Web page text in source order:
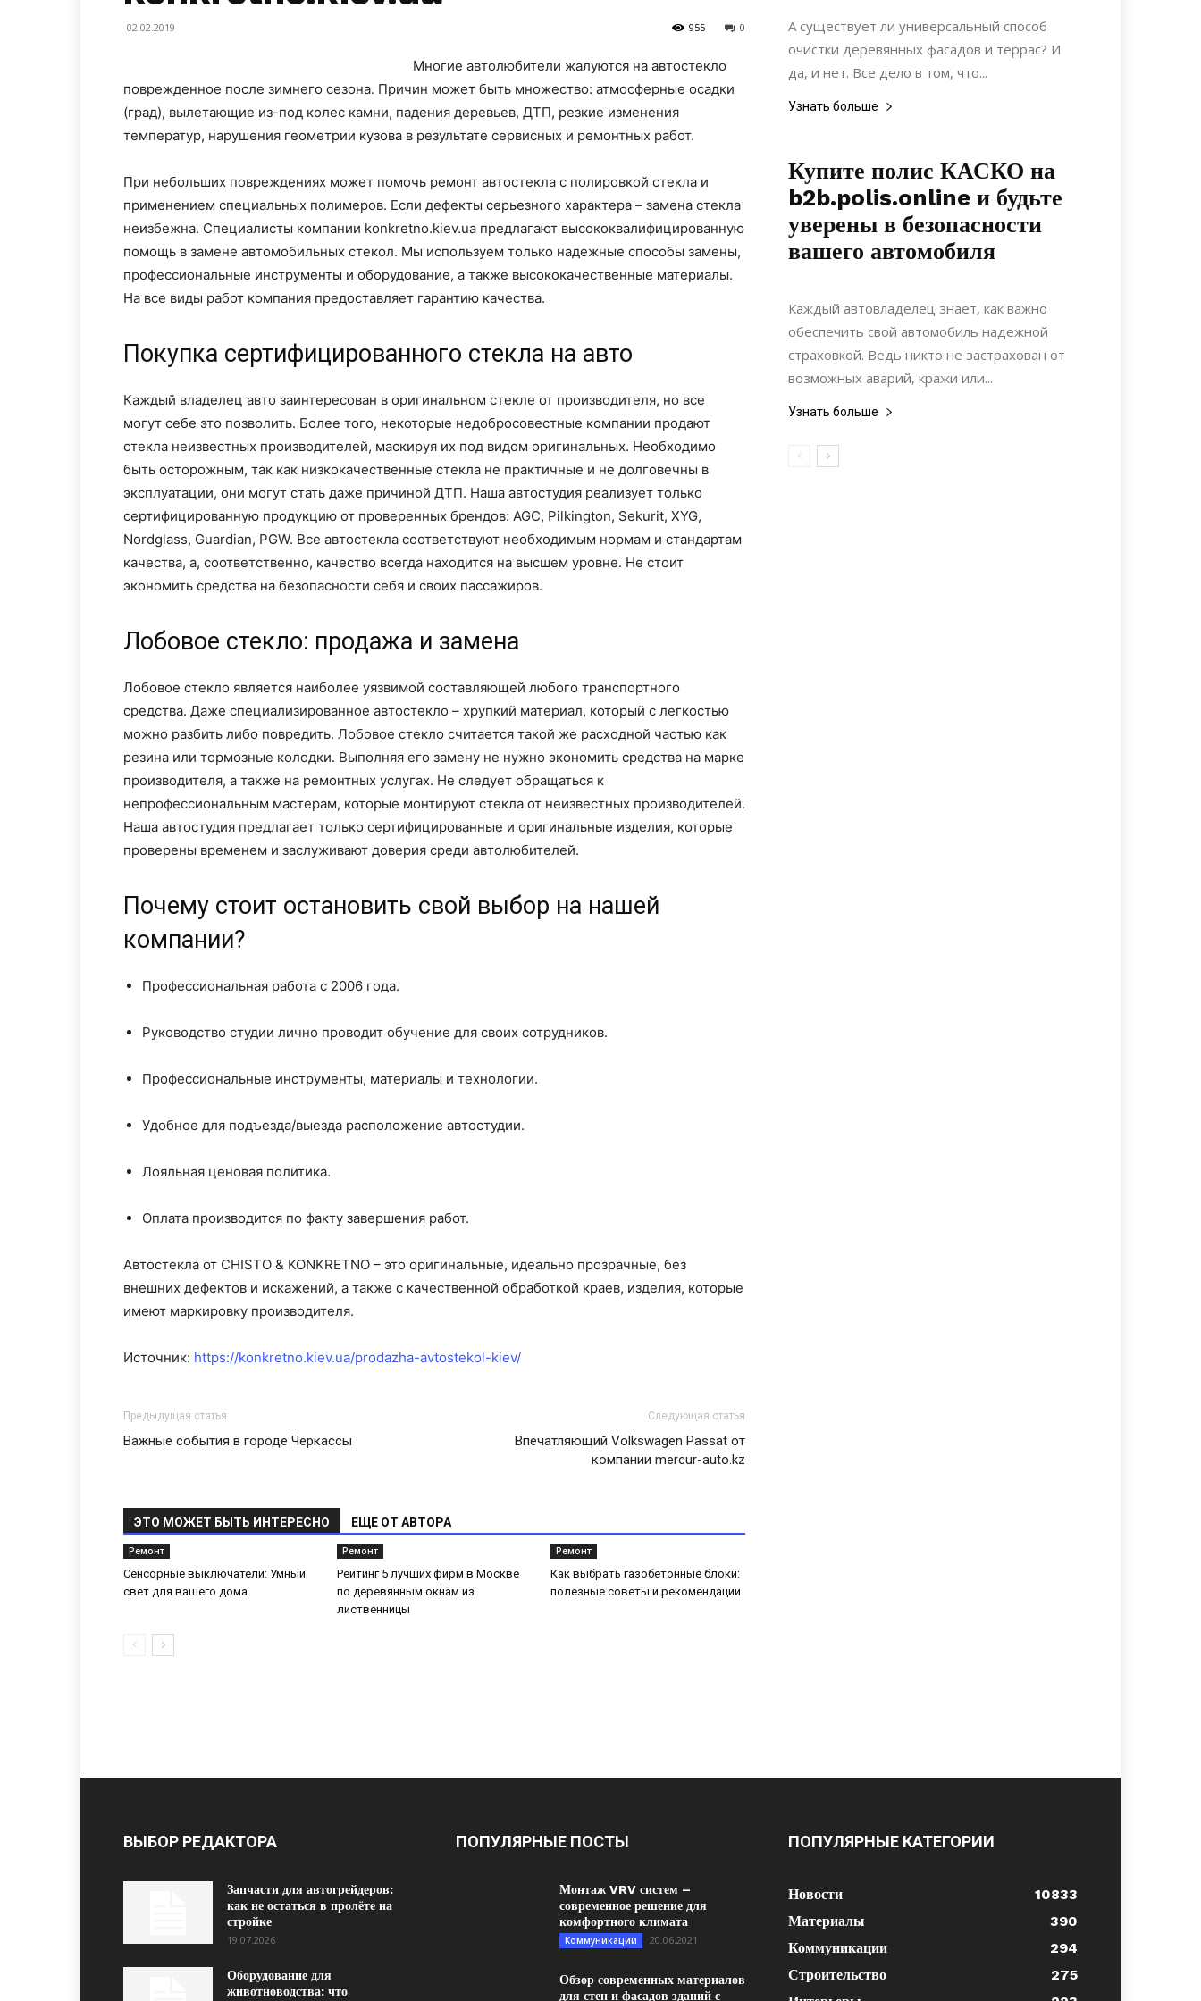
02.02.2019 0
955
Многие автолюбители жалуются на автостекло
поврежденное после зимнего сезона. Причин может быть множество: атмосферные осадки
(град), вылетающие из-под колес камни, падения деревьев, ДТП, резкие изменения
температур, нарушения геометрии кузова в результате сервисных и ремонтных работ.
При небольших повреждениях может помочь ремонт автостекла с полировкой стекла и
применением специальных полимеров. Если дефекты серьезного характера – замена стекла
неизбежна. Специалисты компании konkretno.kiev.ua предлагают высококвалифицированную
помощь в замене автомобильных стекол. Мы используем только надежные способы замены,
профессиональные инструменты и оборудование, а также высококачественные материалы.
На все виды работ компания предоставляет гарантию качества.
Покупка сертифицированного стекла на авто
Каждый владелец авто заинтересован в оригинальном стекле от производителя, но все
могут себе это позволить. Более того, некоторые недобросовестные компании продают
стекла неизвестных производителей, маскируя их под видом оригинальных. Необходимо
быть осторожным, так как низкокачественные стекла не практичные и не долговечны в
эксплуатации, они могут стать даже причиной ДТП. Наша автостудия реализует только
сертифицированную продукцию от проверенных брендов: AGC, Pilkington, Sekurit, XYG,
Nordglass, Guardian, PGW. Все автостекла соответствуют необходимым нормам и стандартам
качества, а, соответственно, качество всегда находится на высшем уровне. Не стоит
экономить средства на безопасности себя и своих пассажиров.
Лобовое стекло: продажа и замена
Лобовое стекло является наиболее уязвимой составляющей любого транспортного
средства. Даже специализированное автостекло – хрупкий материал, который с легкостью
можно разбить либо повредить. Лобовое стекло считается такой же расходной частью как
резина или тормозные колодки. Выполняя его замену не нужно экономить средства на марке
производителя, а также на ремонтных услугах. Не следует обращаться к
непрофессиональным мастерам, которые монтируют стекла от неизвестных производителей.
Наша автостудия предлагает только сертифицированные и оригинальные изделия, которые
проверены временем и заслуживают доверия среди автолюбителей.
Почему стоит остановить свой выбор на нашей
компании?
Профессиональная работа с 2006 года.
Руководство студии лично проводит обучение для своих сотрудников.
Профессиональные инструменты, материалы и технологии.
Удобное для подъезда/выезда расположение автостудии.
Лояльная ценовая политика.
Оплата производится по факту завершения работ.
Автостекла от CHISTO & KONKRETNO – это оригинальные, идеально прозрачные, без
внешних дефектов и искажений, а также с качественной обработкой краев, изделия, которые
имеют маркировку производителя.
Источник: https://konkretno.kiev.ua/prodazha-avtostekol-kiev/
Предыдущая статья
Важные события в городе Черкассы
Следующая статья
Впечатляющий Volkswagen Passat от
компании mercur-auto.kz
ЭТО МОЖЕТ БЫТЬ ИНТЕРЕСНО ЕЩЕ ОТ АВТОРА
Ремонт
Сенсорные выключатели: Умный
свет для вашего дома
Ремонт
Рейтинг 5 лучших фирм в Москве
по деревянным окнам из
лиственницы
Ремонт
Как выбрать газобетонные блоки:
полезные советы и рекомендации
А существует ли универсальный способ
очистки деревянных фасадов и террас? И
да, и нет. Все дело в том, что...
Узнать больше
Купите полис КАСКО на
b2b.polis.online и будьте
уверены в безопасности
вашего автомобиля
04.05.2022
Каждый автовладелец знает, как важно
обеспечить свой автомобиль надежной
страховкой. Ведь никто не застрахован от
возможных аварий, кражи или...
Узнать больше
ВЫБОР РЕДАКТОРА
Запчасти для автогрейдеров:
как не остаться в пролёте на
стройке
19.07.2026
Оборудование для
животноводства: что
ПОПУЛЯРНЫЕ ПОСТЫ
Монтаж VRV систем –
современное решение для
комфортного климата
Коммуникации 20.06.2021
Обзор современных материалов
для стен и фасадов зданий с
ПОПУЛЯРНЫЕ КАТЕГОРИИ
Новости
10833
Материалы
390
Коммуникации
294
Строительство
275